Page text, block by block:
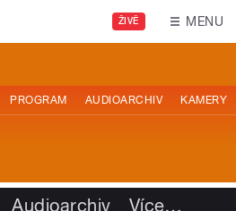
ŽIVĚ MENU
PROGRAM AUDIOARCHIV KAMERY
Audioarchiv Více…